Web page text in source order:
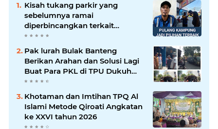
Kisah tukang parkir yang
sebelumnya ramai
diperbincangkan terkait
persoalan parkir gratis di
sebuah minimarket di Bekasi
kini memasuki babak baru.
Pak lurah Bulak Banteng
Berikan Arahan dan Solusi Lagi
Buat Para PKL di TPU Dukuh
Bulak Banteng Surabaya
Khotaman dan Imtihan TPQ Al
Islami Metode Qiroati Angkatan
ke XXVI tahun 2026